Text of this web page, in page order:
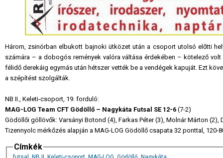
Három, zsinórban elbukott bajnoki ütközet után a csoport utolsó előtti
számára – a dobogós remények valóra váltása érdekében – kötelező
félidő derekáig egymás után hétszer vették be a vendégek kapuját. Ezt
a szépítést szolgálták.
NB II., Keleti-csoport, 19. forduló:
MAG-LOG Team CFT Gödöllő – Nagykáta Futsal SE 12-6 (7-2)
Gödöllői góllövők: Varsányi Botond (4), Farkas Péter (3), Molnár Márton
Tizennyolc mérkőzés alapján a MAG-LOG Gödöllő csapata 32 ponttal,
Címkék